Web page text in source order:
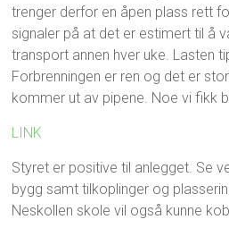
trenger derfor en åpen plass rett
signaler på at det er estimert til å
transport annen hver uke. Lasten
Forbrenningen er ren og det er
kommer ut av pipene. Noe vi fikk
LINK
Styret er positive til anlegget. Se
bygg samt tilkoplinger og
Neskollen skole vil også kunne